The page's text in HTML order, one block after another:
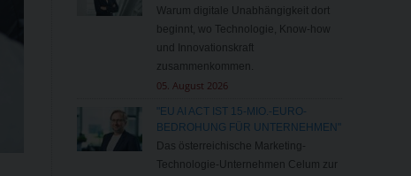
Warum digitale Unabhängigkeit dort
beginnt, wo Technologie, Know-how
und Innovationskraft
zusammenkommen.
05. August 2026
"EU AI ACT IST 15-MIO.-EURO-
BEDROHUNG FÜR UNTERNEHMEN"
Das österreichische Marketing-
Technologie-Unternehmen Celum zur